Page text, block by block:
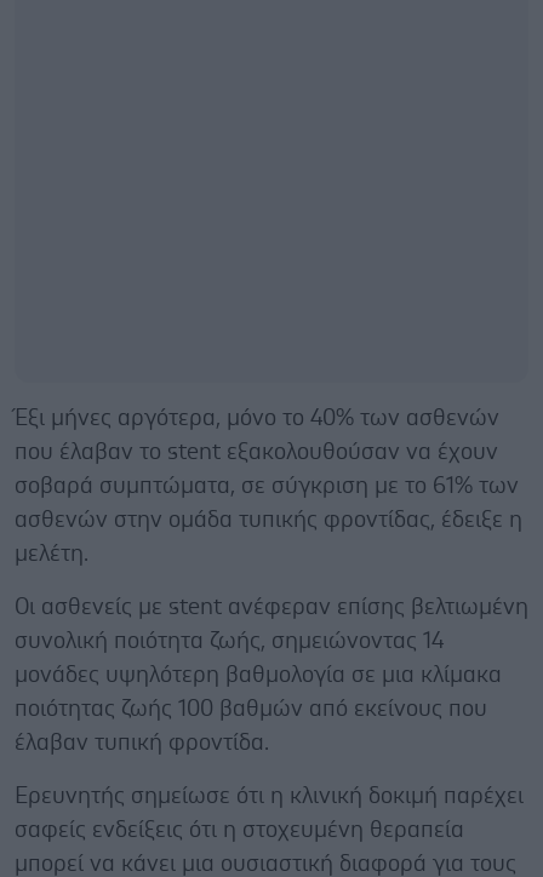
Έξι μήνες αργότερα, μόνο το 40% των ασθενών
που έλαβαν το stent εξακολουθούσαν να έχουν
σοβαρά συμπτώματα, σε σύγκριση με το 61% των
ασθενών στην ομάδα τυπικής φροντίδας, έδειξε η
μελέτη.
Οι ασθενείς με stent ανέφεραν επίσης βελτιωμένη
συνολική ποιότητα ζωής, σημειώνοντας 14
μονάδες υψηλότερη βαθμολογία σε μια κλίμακα
ποιότητας ζωής 100 βαθμών από εκείνους που
έλαβαν τυπική φροντίδα.
Ερευνητής σημείωσε ότι η κλινική δοκιμή παρέχει
σαφείς ενδείξεις ότι η στοχευμένη θεραπεία
μπορεί να κάνει μια ουσιαστική διαφορά για τους